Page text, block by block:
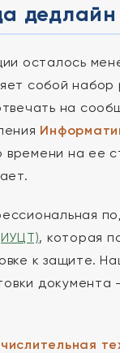
дедлайн
осталось
собой набор
на
времени на ее
, которая
к защите.
документа